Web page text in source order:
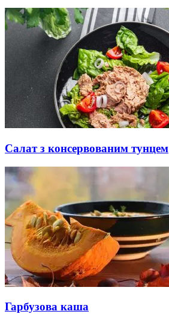
Салат з консервованим тунцем
Гарбузова каша